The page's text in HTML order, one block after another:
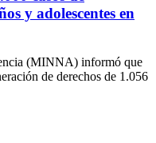
y adolescentes en
(MINNA) informó que
de derechos de 1.056